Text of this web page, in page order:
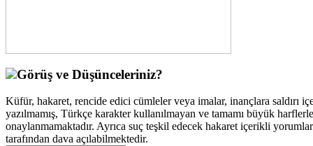
Görüş ve Düşünceleriniz?
Küfür, hakaret, rencide edici cümleler veya imalar, inançlara saldırı
yazılmamış, Türkçe karakter kullanılmayan ve tamamı büyük
onaylanmamaktadır. Ayrıca suç teşkil edecek hakaret içerikli
tarafından dava açılabilmektedir.